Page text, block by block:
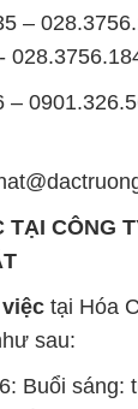
–
–
TẠI CÔNG
tại Hóa
sau:
Buổi sáng: